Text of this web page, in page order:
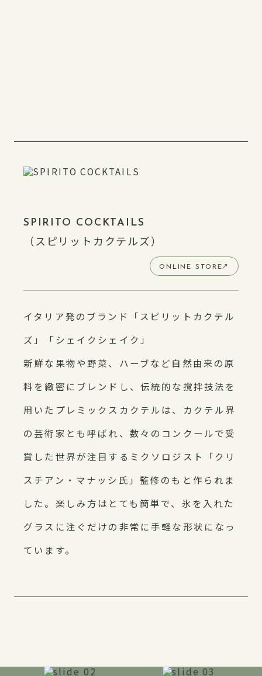
SPIRITO COCKTAILS
（スピリットカクテルズ）
ONLINE STORE↗
イタリア発のブランド「スピリットカクテル
ズ」「シェイクシェイク」
新鮮な果物や野菜、ハーブなど自然由来の原
料を緻密にブレンドし、伝統的な撹拌技法を
用いたプレミックスカクテルは、カクテル界
の芸術家とも呼ばれ、数々のコンクールで受
賞した世界が注目するミクソロジスト「クリ
スチアン・マナッシ氏」監修のもと作られま
した。楽しみ方はとても簡単で、氷を入れた
グラスに注ぐだけの非常に手軽な形状になっ
ています。